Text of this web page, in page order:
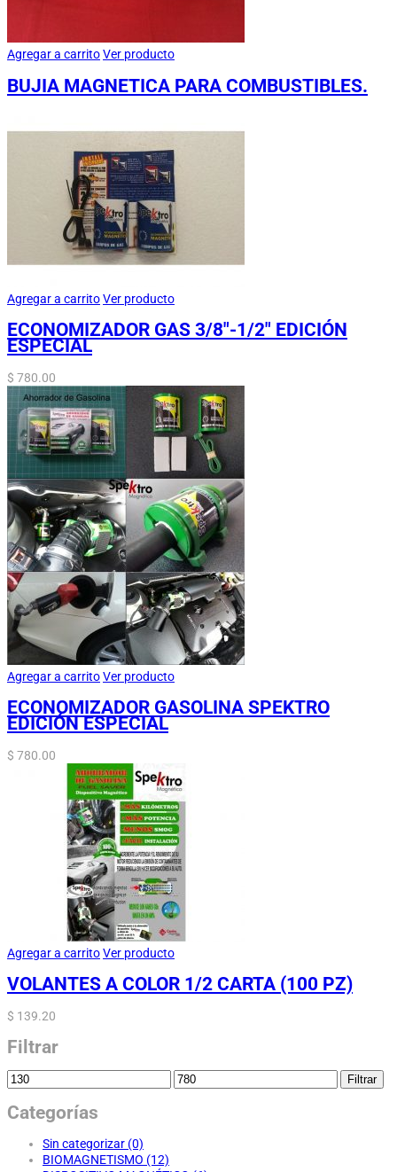
Agregar a carritoVer producto
BUJIA MAGNETICA PARA COMBUSTIBLES.
Agregar a carritoVer producto
ECONOMIZADOR GAS 3/8″-1/2″ EDICIÓN
ESPECIAL
$ 780.00
Agregar a carritoVer producto
ECONOMIZADOR GASOLINA SPEKTRO
EDICIÓN ESPECIAL
$ 780.00
Agregar a carritoVer producto
VOLANTES A COLOR 1/2 CARTA (100 PZ)
$ 139.20
Filtrar
Filtrar
Categorías
Sin categorizar (0)
BIOMAGNETISMO (12)